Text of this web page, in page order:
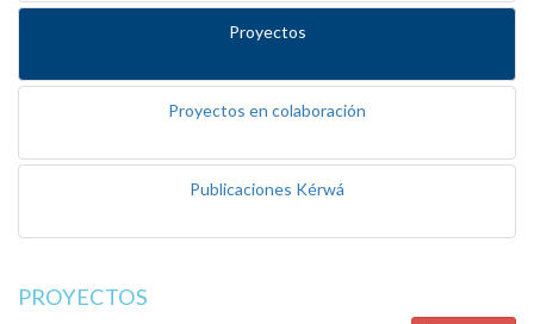
Proyectos
Proyectos en colaboración
Publicaciones Kérwá
PROYECTOS